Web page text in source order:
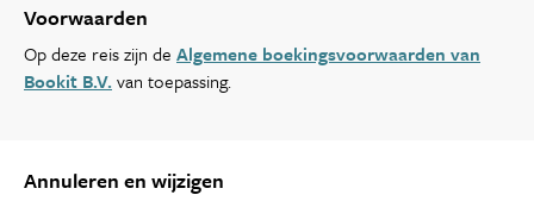
Voorwaarden
Op deze reis zijn de Algemene boekingsvoorwaarden van
Bookit B.V. van toepassing.
Annuleren en wijzigen